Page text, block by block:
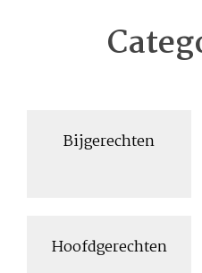
Bijgerechten
Hoofdgerechten